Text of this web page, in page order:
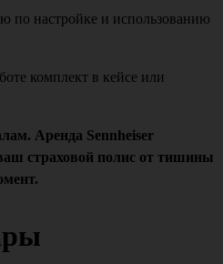
по настройке и использованию
комплект в кейсе или
Аренда Sennheiser
страховой полис от тишины